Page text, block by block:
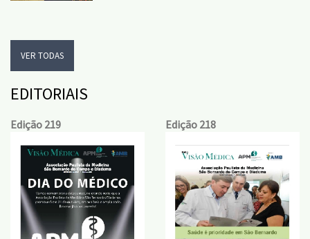
VER TODAS
EDITORIAIS
Edição 219 Edição 218